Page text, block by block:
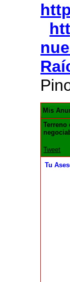
Mis
Terreno
Tweet
Tu